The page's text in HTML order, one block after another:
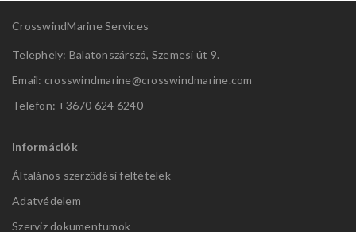
CrosswindMarine Services
Telephely: Balatonszárszó, Szemesi út 9.
Email: crosswindmarine@crosswindmarine.com
Telefon: +3670 624 6240
Információk
Általános szerződési feltételek
Adatvédelem
Szerviz dokumentumok